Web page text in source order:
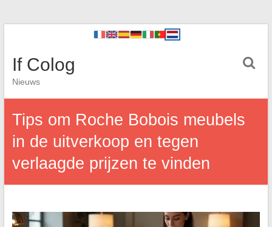
If Colog
Nieuws
Tips om Roche Bobois meubels
in de uitverkoop en tegen
verlaagde prijzen te vinden